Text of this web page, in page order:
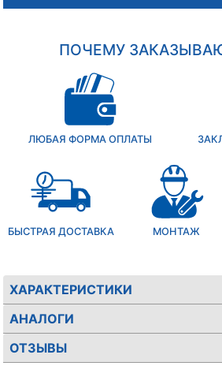
ПОЧЕМУ
ЛЮБАЯ ФОРМА ОПЛАТЫ
БЫСТРАЯ ДОСТАВКА МОНТАЖ
ХАРАКТЕРИСТИКИ
АНАЛОГИ
ОТЗЫВЫ